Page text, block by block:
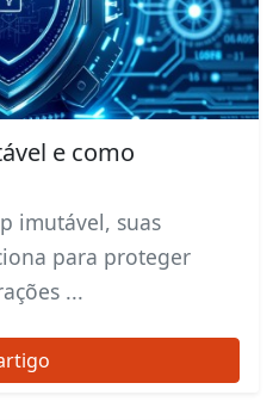
e como
imutável, suas
para proteger
...